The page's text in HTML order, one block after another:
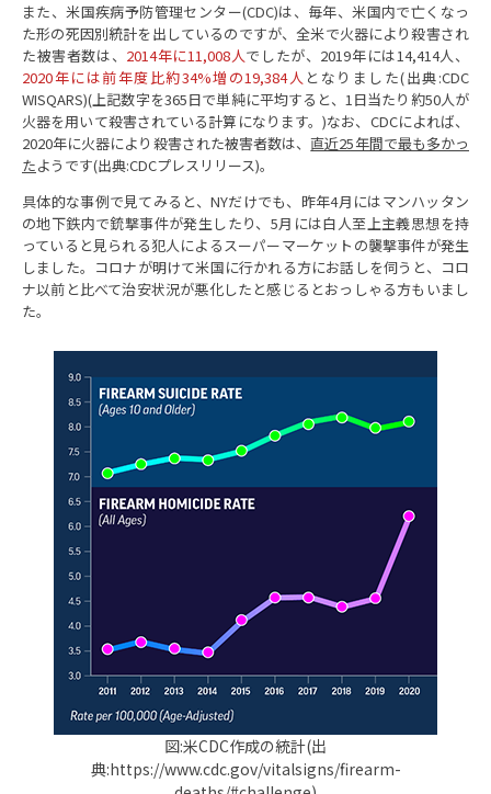
また、米国疾病予防管理センター(CDC)は、毎年、米国内で亡くなっ
た形の死因別統計を出しているのですが、全米で火器により殺害され
た被害者数は、 2014年に11,008人でしたが、2019年には14,414人、
2020年には前年度比約34%増の19,384人 となりました(出典:CDC
WISQARS)(上記数字を365日で単純に平均すると、1日当たり約50人が
火器を用いて殺害されている計算になります。)なお、CDCによれば、
2020年に火器により殺害された被害者数は、直近25年間で最も多かっ
たようです(出典:CDCプレスリリース)。
具体的な事例で見てみると、NYだけでも、昨年4月にはマンハッタン
の地下鉄内で銃撃事件が発生したり、5月には白人至上主義思想を持
っていると見られる犯人によるスーパーマーケットの襲撃事件が発生
しました。コロナが明けて米国に行かれる方にお話しを伺うと、コロ
ナ以前と比べて治安状況が悪化したと感じるとおっしゃる方もいまし
た。
図:米CDC作成の統計(出
典:https://www.cdc.gov/vitalsigns/firearm-